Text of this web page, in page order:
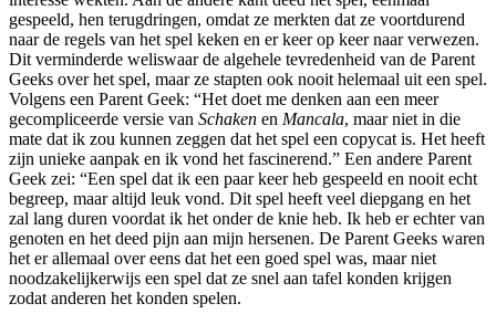
gespeeld, hen terugdringen, omdat ze merkten dat ze voortdurend
naar de regels van het spel keken en er keer op keer naar verwezen.
Dit verminderde weliswaar de algehele tevredenheid van de Parent
Geeks over het spel, maar ze stapten ook nooit helemaal uit een spel.
Volgens een Parent Geek: “Het doet me denken aan een meer
gecompliceerde versie van Schaken en Mancala, maar niet in die
mate dat ik zou kunnen zeggen dat het spel een copycat is. Het heeft
zijn unieke aanpak en ik vond het fascinerend.” Een andere Parent
Geek zei: “Een spel dat ik een paar keer heb gespeeld en nooit echt
begreep, maar altijd leuk vond. Dit spel heeft veel diepgang en het
zal lang duren voordat ik het onder de knie heb. Ik heb er echter van
genoten en het deed pijn aan mijn hersenen. De Parent Geeks waren
het er allemaal over eens dat het een goed spel was, maar niet
noodzakelijkerwijs een spel dat ze snel aan tafel konden krijgen
zodat anderen het konden spelen.